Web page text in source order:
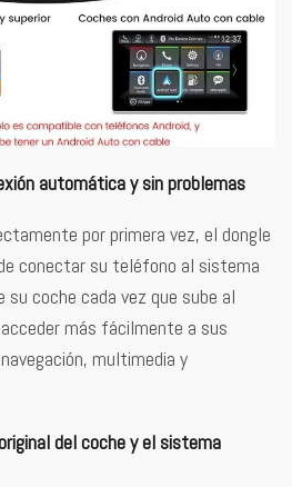
automática y sin problemas
por primera vez, el dongle
conectar su teléfono al sistema
coche cada vez que sube al
más fácilmente a sus
multimedia y
del coche y el sistema